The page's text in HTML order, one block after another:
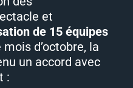
et
de 15 équipes
d’octobre, la
un accord avec
: